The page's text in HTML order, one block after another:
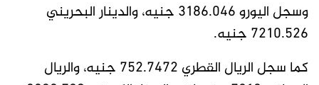
وسجل اليورو 3186.046 جنيه، والدينار البحريني
7210.526 جنيه.
كما سجل الريال القطري 752.7472 جنيه، والريال